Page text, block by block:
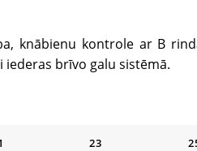
knābienu kontrole ar B
brīvo galu sistēmā.
23